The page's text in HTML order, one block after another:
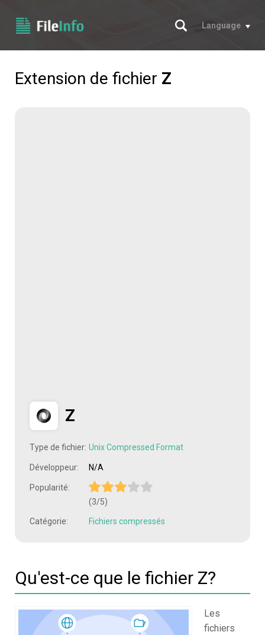
Chercher
Language
Extension de fichier Z
Z
Type de fichier: Unix Compressed Format
Développeur: N/A
Popularité:
(3/5)
Catégorie: Fichiers compressés
Qu'est-ce que le fichier Z?
Les
fichiers